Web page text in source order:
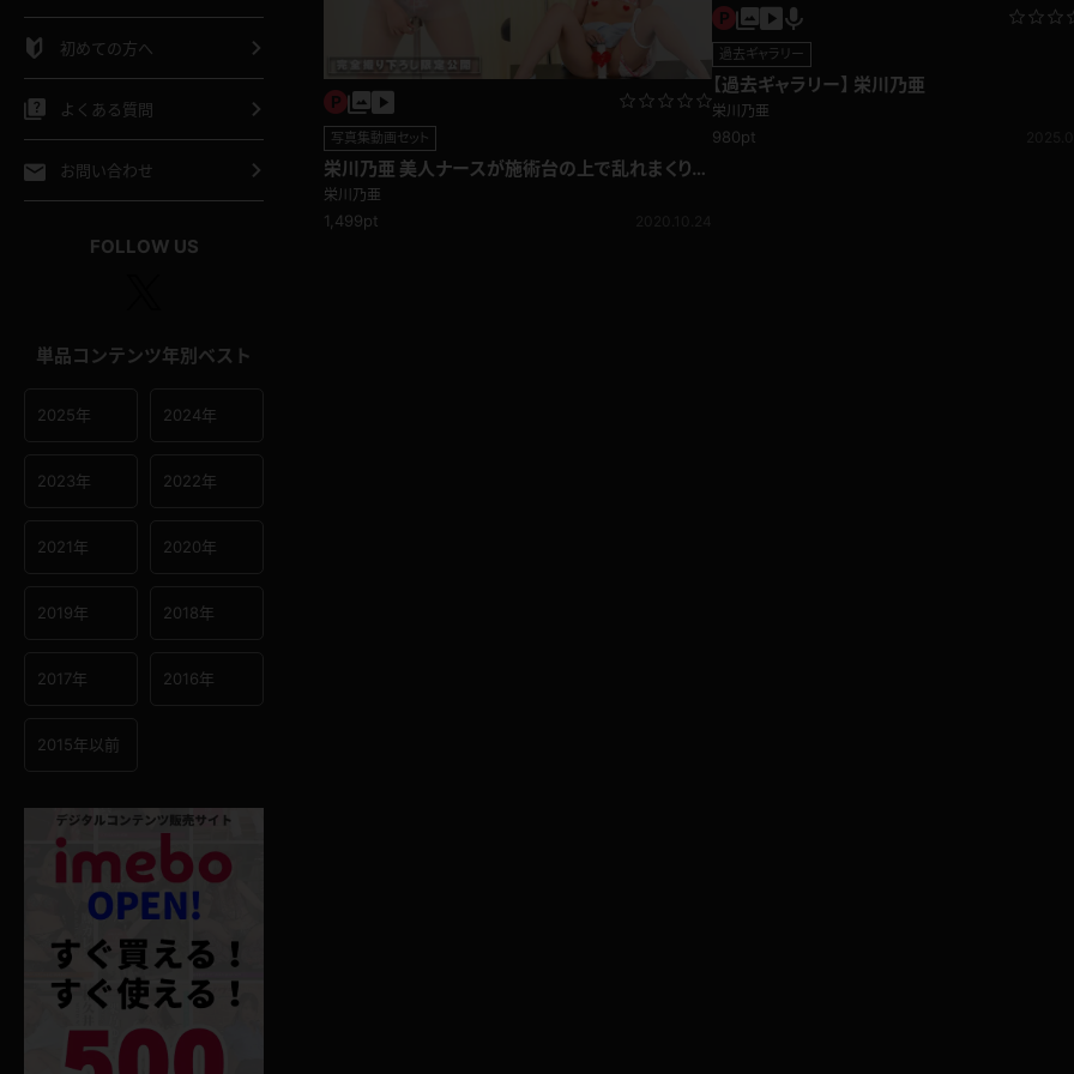
ツ スリップ
ジャージ
初めての方へ
よくある質問
お問い合わせ
FOLLOW US
単品コンテンツ年別ベスト
2025年 2024年
2023年 2022年
2021年 2020年
2019年 2018年
2017年 2016年
2015年以前
写真集動画セット
栄川乃亜 美人ナースが施術台の上で乱れまくり☆
注射器で股間を隠してM字開脚！
栄川乃亜
1,499pt
過去ギャラリー
【過去ギャラリー】 栄川乃亜
栄川乃亜
980pt